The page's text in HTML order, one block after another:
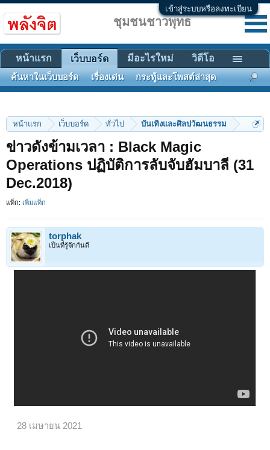
เข้าสู่ระบบหรือลงทะเบียน
หน้าแรก เว็บบอร์ด ทั่วไป บันเทิงและศิลปวัฒนธรรม
ข่าวดังข้ามเวลา : Black Magic
Operations ปฏิบัติการลับจับฮัมบาลี (31
Dec.2018)
แท็ก: เพิ่มแท็ก
torphak
เป็นที่รู้จักกันดี
28 เมษายน 2021
ชุมชนชาวพุทธ
หน้าแรก เว็บบอร์ด
ค้นหาในเว็บบอร์ด เรื่องเด่น กระทู้และโพสต์ล่าสุด
มีอะไรใหม่ วิดีโอ